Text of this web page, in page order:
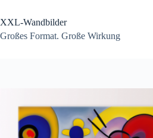
springen
XXL-Wandbilder
Großes Format. Große Wirkung